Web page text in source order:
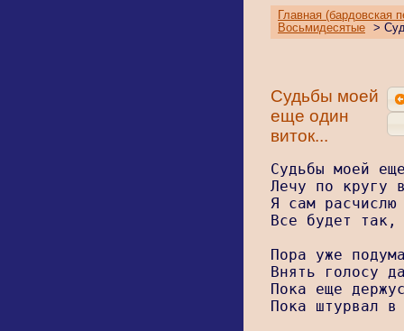
Главная (бардовская
Восьмидесятые
>
Судьбы моей
еще один
виток...
Судьбы моей
Лечу по кругу
Я сам
Все будет
Пора уже
Внять голосу
Пока еще
Пока штурвал